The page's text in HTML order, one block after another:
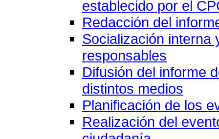
establecido por el
Redacción del
Socialización interna
responsables
Difusión del informe
distintos medios
Planificación de los
Realización del